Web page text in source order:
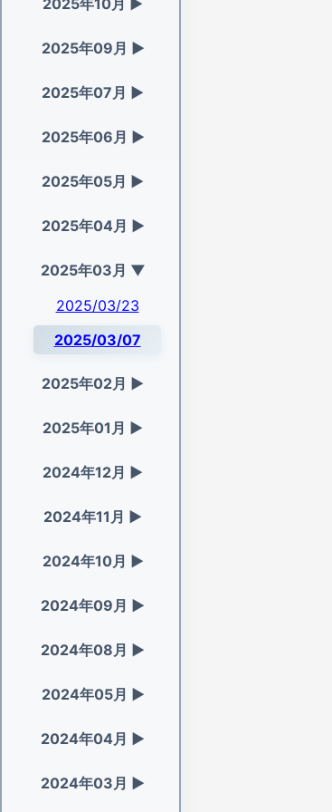
2025年10月 ▶
2025年09月 ▶
2025年07月 ▶
2025年06月 ▶
2025年05月 ▶
2025年04月 ▶
2025年03月 ▼
2025/03/23
2025/03/07
2025年02月 ▶
2025年01月 ▶
2024年12月 ▶
2024年11月 ▶
2024年10月 ▶
2024年09月 ▶
2024年08月 ▶
2024年05月 ▶
2024年04月 ▶
2024年03月 ▶